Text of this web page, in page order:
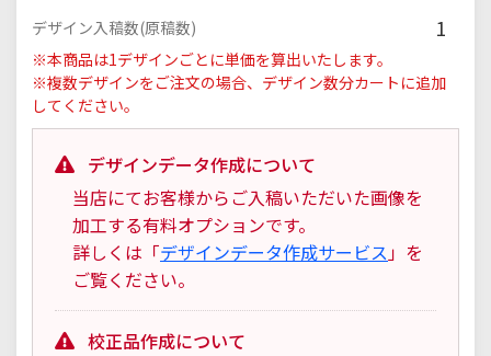
デザイン入稿数(原稿数) 1
※本商品は1デザインごとに単価を算出いたします。
※複数デザインをご注文の場合、デザイン数分カートに追加
してください。
デザインデータ作成について
当店にてお客様からご入稿いただいた画像を
加工する有料オプションです。
詳しくは「デザインデータ作成サービス」を
ご覧ください。
校正品作成について